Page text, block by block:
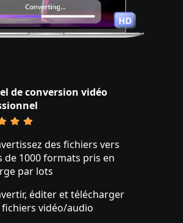
de conversion vidéo
des fichiers vers
de 1000 formats pris en
par lots
éditer et télécharger
fichiers vidéo/audio